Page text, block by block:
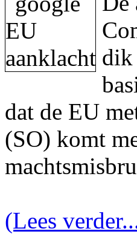
dik
dat de EU
(SO) komt
(Lees